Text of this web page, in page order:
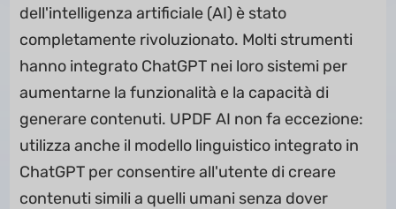
dell'intelligenza artificiale (AI) è stato
completamente rivoluzionato. Molti strumenti
hanno integrato ChatGPT nei loro sistemi per
aumentarne la funzionalità e la capacità di
generare contenuti. UPDF AI non fa eccezione:
utilizza anche il modello linguistico integrato in
ChatGPT per consentire all'utente di creare
contenuti simili a quelli umani senza dover